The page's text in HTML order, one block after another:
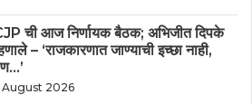
ची आज निर्णायक बैठक; अभिजीत दिपके
– ‘राजकारणात जाण्याची इच्छा नाही,
August 2026